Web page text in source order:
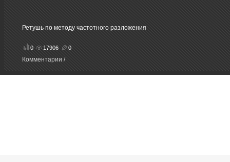
Ретушь по методу частотного разложения
0 17906 0
Комментарии /